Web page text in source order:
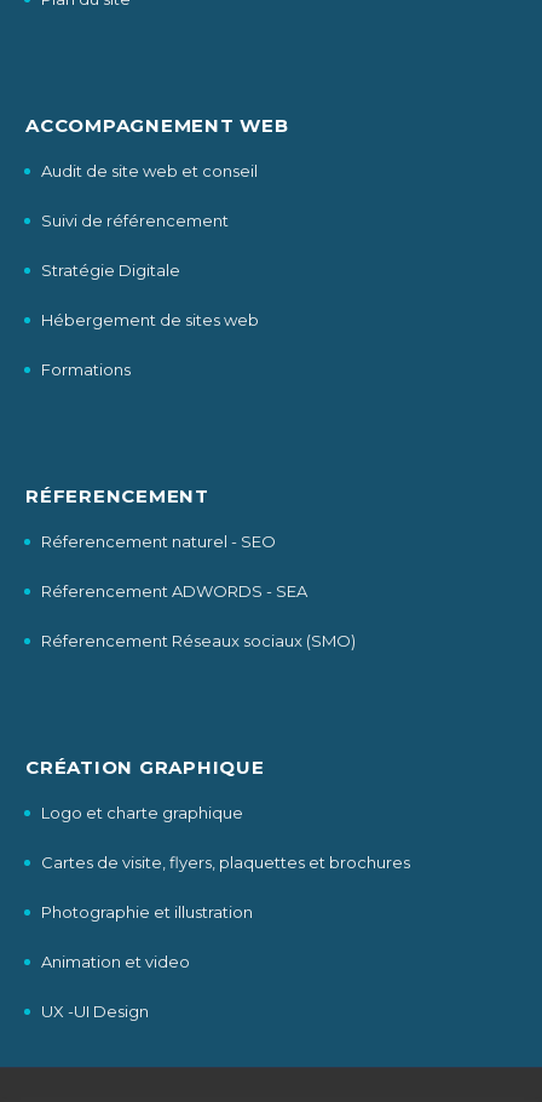
ACCOMPAGNEMENT WEB
Audit de site web et conseil
Suivi de référencement
Stratégie Digitale
Hébergement de sites web
Formations
RÉFERENCEMENT
Réferencement naturel - SEO
Réferencement ADWORDS - SEA
Réferencement Réseaux sociaux (SMO)
CRÉATION GRAPHIQUE
Logo et charte graphique
Cartes de visite, flyers, plaquettes et brochures
Photographie et illustration
Animation et video
UX -UI Design